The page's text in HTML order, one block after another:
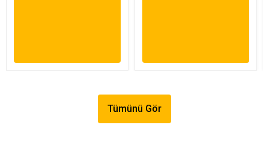
Tümünü Gör